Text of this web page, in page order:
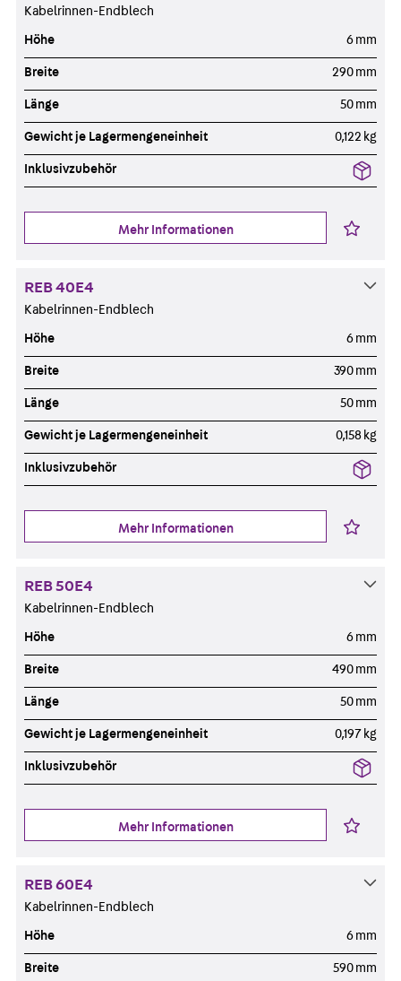
Kabelrinnen-Endblech
Höhe 6 mm
Breite 290 mm
Länge 50 mm
Gewicht je Lagermengeneinheit 0,122 kg
Inklusivzubehör
Mehr Informationen
REB 40E4
Kabelrinnen-Endblech
Höhe 6 mm
Breite 390 mm
Länge 50 mm
Gewicht je Lagermengeneinheit 0,158 kg
Inklusivzubehör
Mehr Informationen
REB 50E4
Kabelrinnen-Endblech
Höhe 6 mm
Breite 490 mm
Länge 50 mm
Gewicht je Lagermengeneinheit 0,197 kg
Inklusivzubehör
Mehr Informationen
REB 60E4
Kabelrinnen-Endblech
Höhe 6 mm
Breite 590 mm